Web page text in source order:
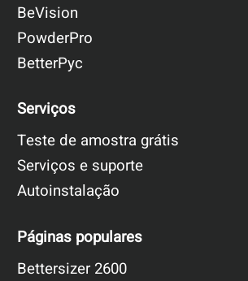
BeVision
PowderPro
BetterPyc
Serviços
Teste de amostra grátis
Serviços e suporte
Autoinstalação
Páginas populares
Bettersizer 2600